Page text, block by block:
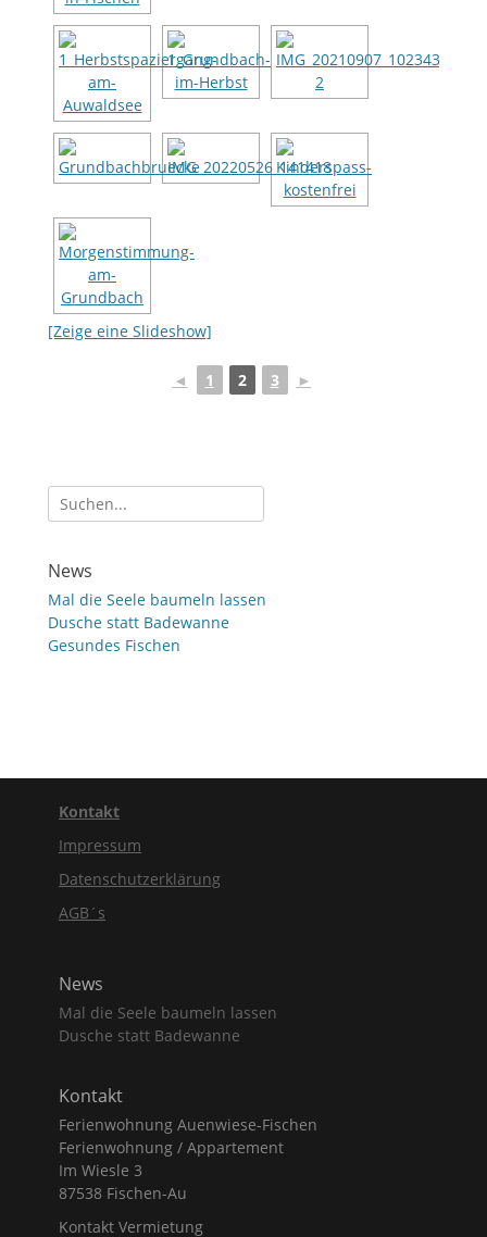
[Zeige eine Slideshow]
◄ 1 2 3 ►
Suche
nach:
News
Mal die Seele baumeln lassen
Dusche statt Badewanne
Gesundes Fischen
Kontakt
Impressum
Datenschutzerklärung
AGB´s
News
Mal die Seele baumeln lassen
Dusche statt Badewanne
Kontakt
Ferienwohnung Auenwiese-Fischen
Ferienwohnung / Appartement
Im Wiesle 3
87538 Fischen-Au
Kontakt Vermietung